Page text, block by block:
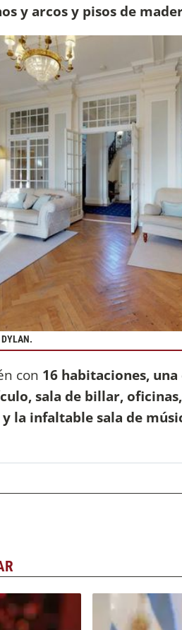
y arcos y pisos de
con 16 habitaciones,
sala de billar,
la infaltable sala de